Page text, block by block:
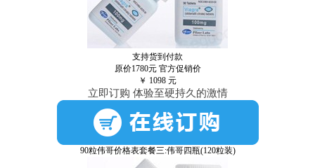
支持货到付款
原价1780元 官方促销价
￥ 1098 元
立即订购 体验至硬持久的激情
90粒伟哥价格表套餐三:伟哥四瓶(120粒装)